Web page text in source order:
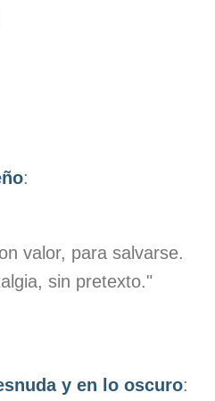
:
valor, para salvarse.
sin pretexto."
y en lo oscuro: